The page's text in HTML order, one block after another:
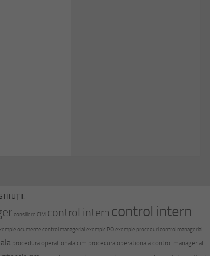
consiliere CIM control intern control intern
ocumente control managerial exemple PO exemple proceduri control managerial
procedura operationala cim procedura operationala control managerial